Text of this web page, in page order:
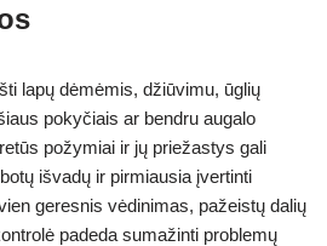
lapų dėmėmis, džiūvimu, ūglių
pokyčiais ar bendru augalo
požymiai ir jų priežastys gali
išvadų ir pirmiausia įvertinti
geresnis vėdinimas, pažeistų dalių
padeda sumažinti problemų